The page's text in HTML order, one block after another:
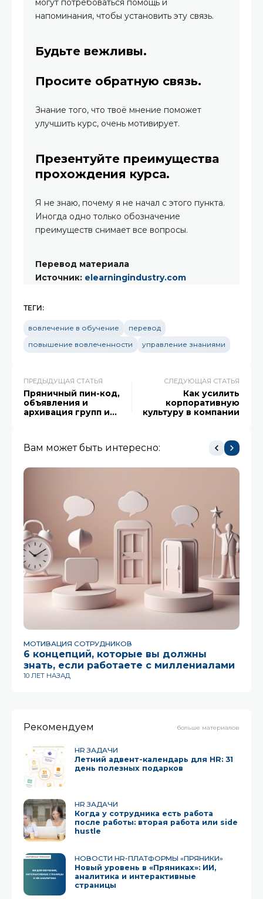
могут потребоваться помощь и
напоминания, чтобы установить эту связь.
Будьте вежливы.
Просите обратную связь.
Знание того, что твоё мнение поможет
улучшить курс, очень мотивирует.
Презентуйте преимущества
прохождения курса.
Я не знаю, почему я не начал с этого пункта.
Иногда одно только обозначение
преимуществ снимает все вопросы.
Перевод материала
Источник: elearningindustry.com
ТЕГИ:
вовлечение в обучение
перевод
повышение вовлеченности
управление знаниями
ПРЕДЫДУЩАЯ СТАТЬЯ
Пряничный пин-код,
объявления и
архивация групп и
СЛЕДУЮЩАЯ СТАТЬЯ
Как усилить
корпоративную
культуру в компании
Вам может быть интересно:
МОТИВАЦИЯ СОТРУДНИКОВ
6 концепций, которые вы должны
знать, если работаете с миллениалами
10 ЛЕТ НАЗАД
Рекомендуем больше материалов
HR ЗАДАЧИ
Летний адвент-календарь для HR: 31
день полезных подарков
HR ЗАДАЧИ
Когда у сотрудника есть работа
после работы: вторая работа или side
hustle
НОВОСТИ HR-ПЛАТФОРМЫ «ПРЯНИКИ»
Новый уровень в «Пряниках»: ИИ,
аналитика и интерактивные
страницы